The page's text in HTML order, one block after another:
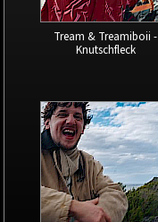
Tream & Treamiboii -
Knutschfleck